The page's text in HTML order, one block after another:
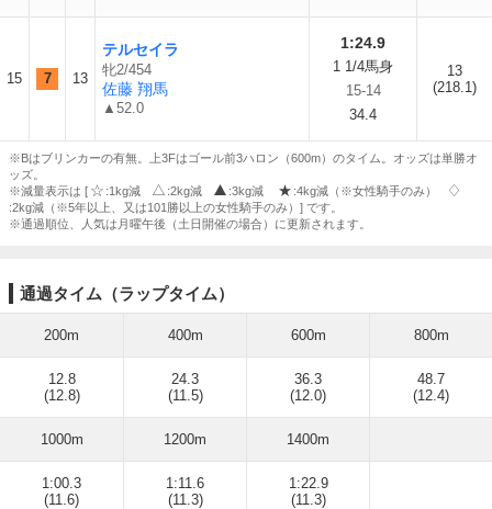
15 7 13
テルセイラ
牝2/454
佐藤 翔馬
▲52.0
1:24.9
1 1/4馬身
15-14
34.4
13
(218.1)
※Bはブリンカーの有無。上3Fはゴール前3ハロン（600m）のタイム。オッズは単勝オ
ッズ。
※減量表示は [
:1kg減 :2kg減 :3kg減
:4kg減（※女性騎手のみ）
:2kg減（※5年以上、又は101勝以上の女性騎手のみ）] です。
※通過順位、人気は月曜午後（土日開催の場合）に更新されます。
通過タイム（ラップタイム）
200m 400m 600m 800m
12.8
(12.8)
24.3
(11.5)
36.3
(12.0)
48.7
(12.4)
1000m 1200m 1400m
1:00.3
(11.6)
1:11.6
(11.3)
1:22.9
(11.3)